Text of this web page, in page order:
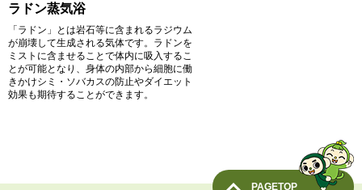
ラドン蒸気浴
「ラドン」とは岩石等に含まれるラジウム
が崩壊して生成される気体です。ラドンを
ミストに含ませることで体内に吸入するこ
とが可能となり、身体の内部から細胞に働
きかけシミ・ソバカスの防止やダイエット
効果も期待することができます。
PAGETOP